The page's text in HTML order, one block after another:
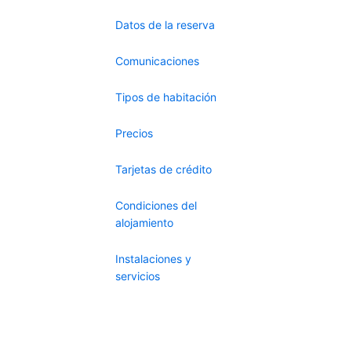
Datos de la reserva
Comunicaciones
Tipos de habitación
Precios
Tarjetas de crédito
Condiciones del
alojamiento
Instalaciones y
servicios